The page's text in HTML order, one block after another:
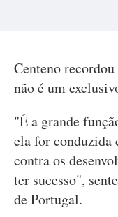
Centeno
não é um
"É a grande
ela for conduzida
contra os
ter sucesso",
de Portugal.